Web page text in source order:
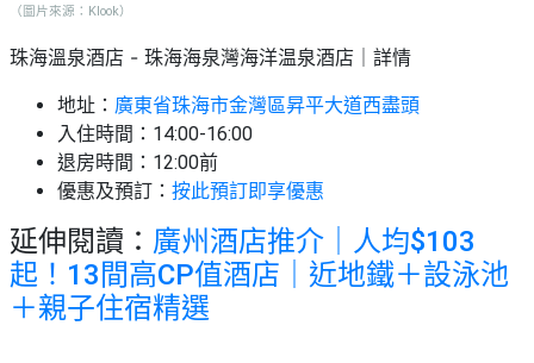
（圖片來源：Klook）
珠海溫泉酒店 - 珠海海泉灣海洋温泉酒店 ｜詳情
地址： 廣東省珠海市金灣區昇平大道西盡頭
入住時間：14:00-16:00
退房時間：12:00前
優惠及預訂： 按此預訂即享優惠
延伸閱讀： 廣州酒店推介｜人均$103
起！13間高CP值酒店｜近地鐵＋設泳池
＋親子住宿精選